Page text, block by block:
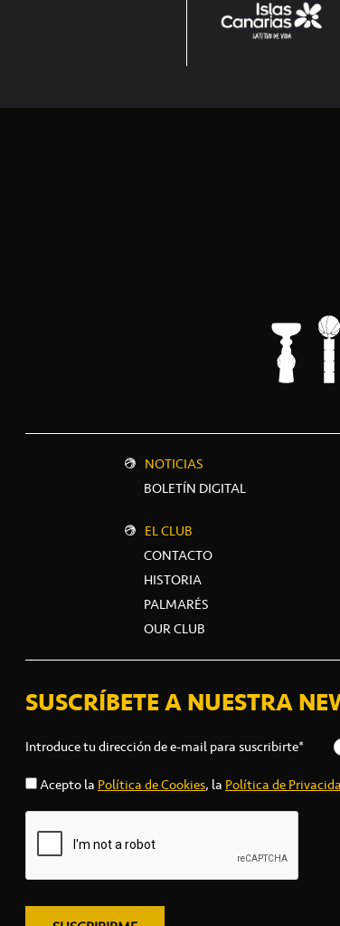
NOTICIAS
BOLETÍN DIGITAL
EL CLUB
CONTACTO
HISTORIA
PALMARÉS
OUR CLUB
SUSCRÍBETE A NUESTRA
Introduce tu dirección de e-mail para suscribirte*
Acepto la Política de Cookies, la Política de